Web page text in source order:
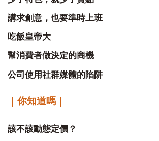
講求創意，也要準時上班
吃飯皇帝大
幫消費者做決定的商機
公司使用社群媒體的陷阱
｜你知道嗎｜
該不該動態定價？